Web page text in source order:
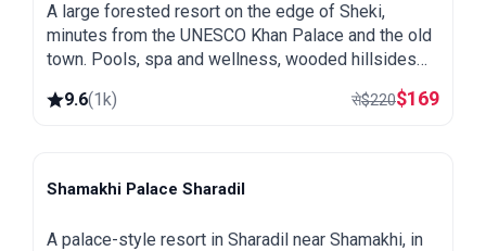
A large forested resort on the edge of Sheki,
minutes from the UNESCO Khan Palace and the old
town. Pools, spa and wellness, wooded hillsides
and a great base for exploring northern Azerbaijan.
9.6(1k) से$220$169
Shamakhi
Shamakhi Palace Sharadil
A palace-style resort in Sharadil near Shamakhi, in